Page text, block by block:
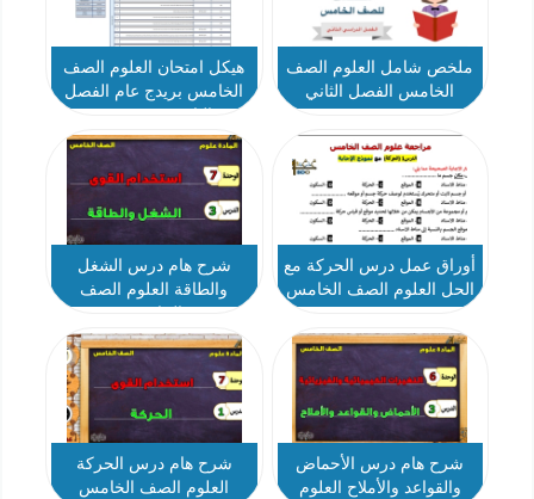
ملخص شامل العلوم الصف
الخامس الفصل الثاني
هيكل امتحان العلوم الصف
الخامس بريدج عام الفصل
أوراق عمل درس الحركة مع
الحل العلوم الصف الخامس
شرح هام درس الشغل
والطاقة العلوم الصف
شرح هام درس الأحماض
والقواعد والأملاح العلوم
شرح هام درس الحركة
العلوم الصف الخامس